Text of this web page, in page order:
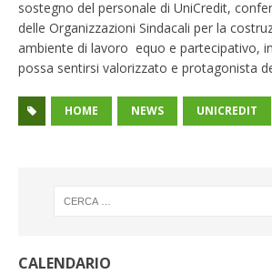
sostegno del personale di UniCredit,
delle Organizzazioni Sindacali per la
ambiente di lavoro equo e partecipativo,
possa sentirsi valorizzato e protagonista
HOME NEWS UNICREDIT
CALENDARIO